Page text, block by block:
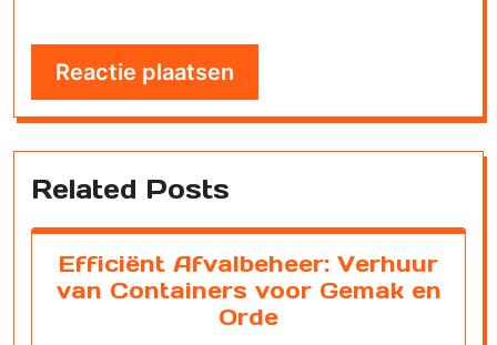
Related Posts
Efficiënt Afvalbeheer: Verhuur
van Containers voor Gemak en
Orde